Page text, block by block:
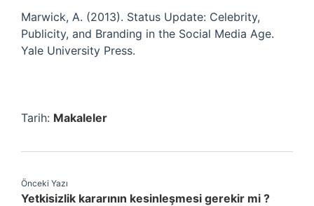
Marwick, A. (2013). Status Update: Celebrity,
Publicity, and Branding in the Social Media Age.
Yale University Press.
Tarih: Makaleler
Önceki Yazı
Yetkisizlik kararının kesinleşmesi gerekir mi ?